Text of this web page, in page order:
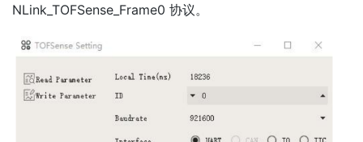
NLink_TOFSense_Frame0 协议。